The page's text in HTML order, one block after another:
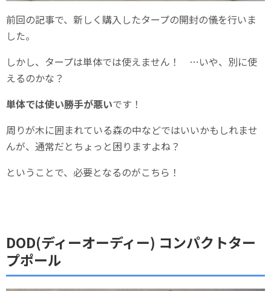
前回の記事で、新しく購入したタープの開封の儀を行いま
した。
しかし、タープは単体では使えません！ …いや、別に使
えるのかな？
単体では使い勝手が悪いです！
周りが木に囲まれている森の中などではいいかもしれませ
んが、通常だとちょっと困りますよね？
ということで、必要となるのがこちら！
DOD(ディーオーディー) コンパクトター
プポール